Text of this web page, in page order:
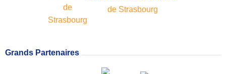
Grands Partenaires